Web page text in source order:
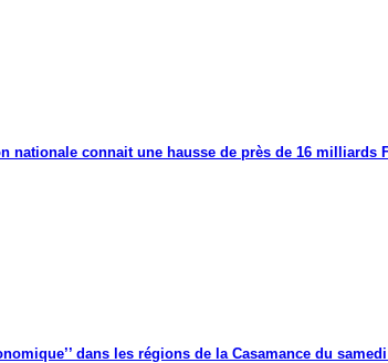
nationale connait une hausse de près de 16 milliards
dans les régions de la Casamance du